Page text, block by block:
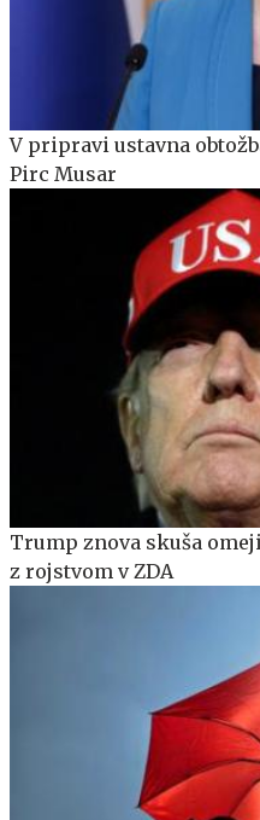
V pripravi ustavna
Pirc Musar
Trump znova skuša
z rojstvom v ZDA